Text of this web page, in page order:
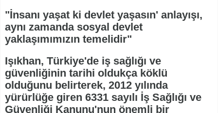
"İnsanı yaşat ki devlet yaşasın' anlayışı,
aynı zamanda sosyal devlet
yaklaşımımızın temelidir"
Işıkhan, Türkiye'de iş sağlığı ve
güvenliğinin tarihi oldukça köklü
olduğunu belirterek, 2012 yılında
yürürlüğe giren 6331 sayılı İş Sağlığı ve
Güvenliği Kanunu'nun önemli bir